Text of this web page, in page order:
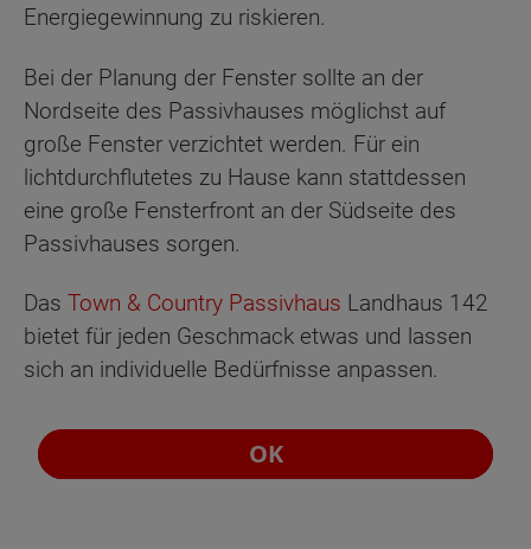
Energiegewinnung zu riskieren.
Bei der Planung der Fenster sollte an der
Nordseite des Passivhauses möglichst auf
große Fenster verzichtet werden. Für ein
lichtdurchflutetes zu Hause kann stattdessen
eine große Fensterfront an der Südseite des
Passivhauses sorgen.
Das Town & Country Passivhaus Landhaus 142
bietet für jeden Geschmack etwas und lassen
sich an individuelle Bedürfnisse anpassen.